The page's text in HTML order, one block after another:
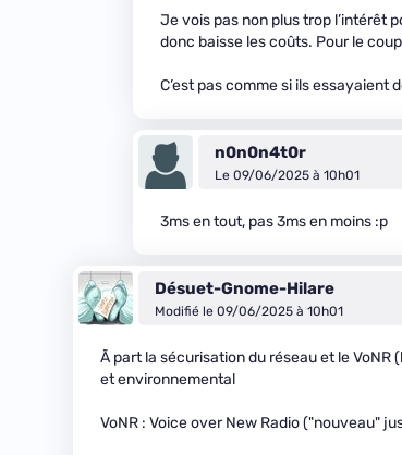
Je vois pas non plus trop l’intérêt
donc baisse les coûts. Pour le
C’est pas comme si ils
n0n0n4t0r
Le 09/06/2025 à 10h01
3ms en tout, pas 3ms en moins :p
Désuet-Gnome-Hilare
Modifié le 09/06/2025 à 10h01
Ã part la sécurisation du réseau et le VoNR
et environnemental
VoNR : Voice over New Radio ("nouveau"